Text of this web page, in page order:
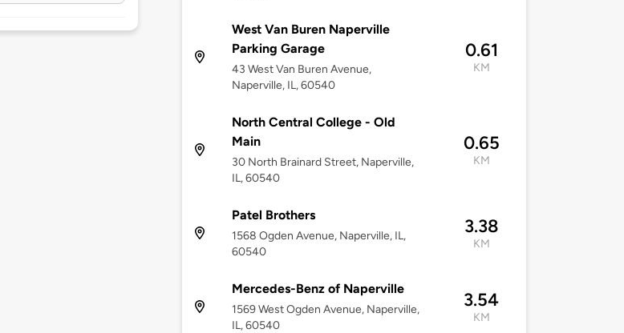
West Van Buren Naperville
Parking Garage
43 West Van Buren Avenue,
Naperville, IL, 60540
0.61
KM
North Central College - Old
Main
30 North Brainard Street, Naperville,
IL, 60540
0.65
KM
Patel Brothers
1568 Ogden Avenue, Naperville, IL,
60540
3.38
KM
Mercedes-Benz of Naperville
1569 West Ogden Avenue, Naperville,
IL, 60540
3.54
KM